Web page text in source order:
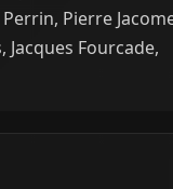
Pierre
Fourcade,